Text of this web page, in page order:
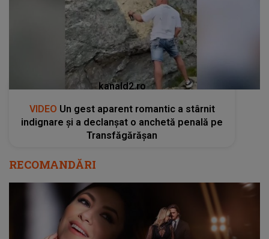
kanald2.ro
VIDEO Un gest aparent romantic a stârnit
indignare și a declanșat o anchetă penală pe
Transfăgărășan
RECOMANDĂRI